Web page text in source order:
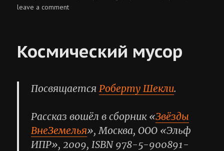
on
leave a commenton
Космический мусор
ПосвящаетсяРоберту Шекли.
Рассказ вошёл в сборник «Звёзды
ВнеЗемелья», Москва, OOO «Эльф
ИПР», 2009, ISBN 978-5-900891-